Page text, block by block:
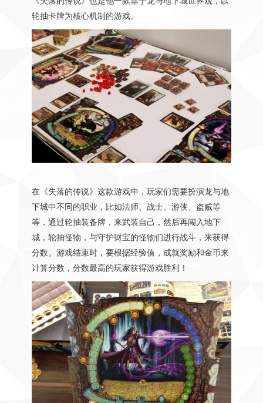
轮抽卡牌为核心机制的游戏。
在《失落的传说》这款游戏中，玩家们需要扮演龙与地
下城中不同的职业，比如法师、战士、游侠、盗贼等
等，通过轮抽装备牌，来武装自己，然后再闯入地下
城，轮抽怪物，与守护财宝的怪物们进行战斗，来获得
分数。游戏结束时，要根据经验值，成就奖励和金币来
计算分数，分数最高的玩家获得游戏胜利！